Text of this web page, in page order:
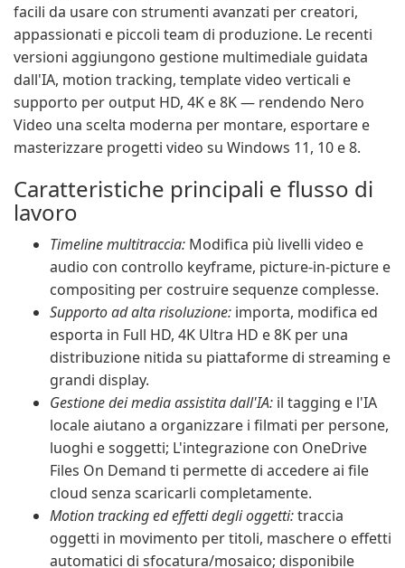
facili da usare con strumenti avanzati per creatori,
appassionati e piccoli team di produzione. Le recenti
versioni aggiungono gestione multimediale guidata
dall'IA, motion tracking, template video verticali e
supporto per output HD, 4K e 8K — rendendo Nero
Video una scelta moderna per montare, esportare e
masterizzare progetti video su Windows 11, 10 e 8.
Caratteristiche principali e flusso di
lavoro
Timeline multitraccia: Modifica più livelli video e
audio con controllo keyframe, picture-in-picture e
compositing per costruire sequenze complesse.
Supporto ad alta risoluzione: importa, modifica ed
esporta in Full HD, 4K Ultra HD e 8K per una
distribuzione nitida su piattaforme di streaming e
grandi display.
Gestione dei media assistita dall'IA: il tagging e l'IA
locale aiutano a organizzare i filmati per persone,
luoghi e soggetti; L'integrazione con OneDrive
Files On Demand ti permette di accedere ai file
cloud senza scaricarli completamente.
Motion tracking ed effetti degli oggetti:traccia
oggetti in movimento per titoli, maschere o effetti
automatici di sfocatura/mosaico; disponibile